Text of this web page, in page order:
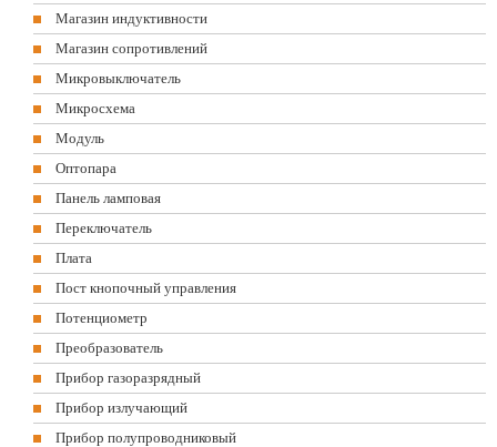
Магазин индуктивности
Магазин сопротивлений
Микровыключатель
Микросхема
Модуль
Оптопара
Панель ламповая
Переключатель
Плата
Пост кнопочный управления
Потенциометр
Преобразователь
Прибор газоразрядный
Прибор излучающий
Прибор полупроводниковый